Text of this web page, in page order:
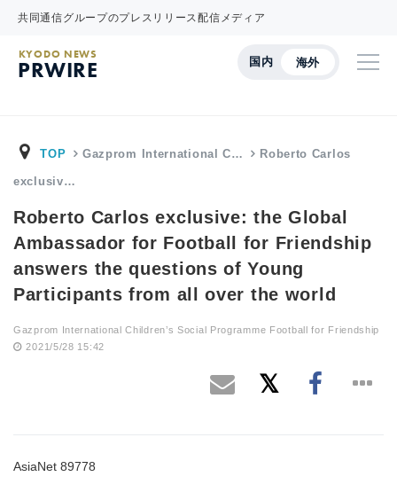
共同通信グループのプレスリリース配信メディア
国内 海外
KYODO NEWS
PRWIRE
TOP Gazprom International C… Roberto Carlos
exclusiv…
Roberto Carlos exclusive: the Global
Ambassador for Football for Friendship
answers the questions of Young
Participants from all over the world
Gazprom International Children’s Social Programme Football for Friendship
2021/5/28 15:42
AsiaNet 89778